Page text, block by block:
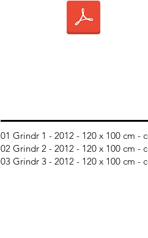
01 Grindr 1 - 2012 - 120 x 100 cm
02 Grindr 2 - 2012 - 120 x 100 cm
03 Grindr 3 - 2012 - 120 x 100 cm